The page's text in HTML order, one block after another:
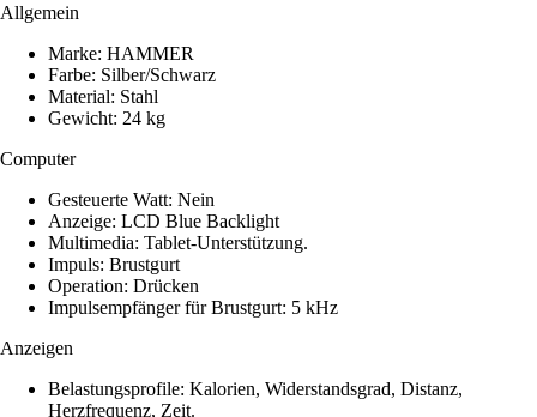
Allgemein
Marke: HAMMER
Farbe: Silber/Schwarz
Material: Stahl
Gewicht: 24 kg
Computer
Gesteuerte Watt: Nein
Anzeige: LCD Blue Backlight
Multimedia: Tablet-Unterstützung.
Impuls: Brustgurt
Operation: Drücken
Impulsempfänger für Brustgurt: 5 kHz
Anzeigen
Belastungsprofile: Kalorien, Widerstandsgrad, Distanz,
Herzfrequenz, Zeit.